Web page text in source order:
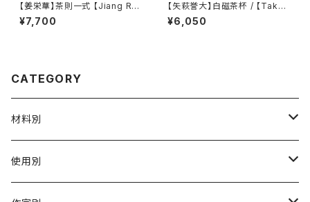
【姜栄華】茶則一式 【Jiang Ro
nghua】A complete tea tray
set
¥7,700
【矢萩誉大】白磁茶杯 / 【Takah
iro Yahagi】teacup
¥6,050
CATEGORY
材料別
陶磁器
使用別